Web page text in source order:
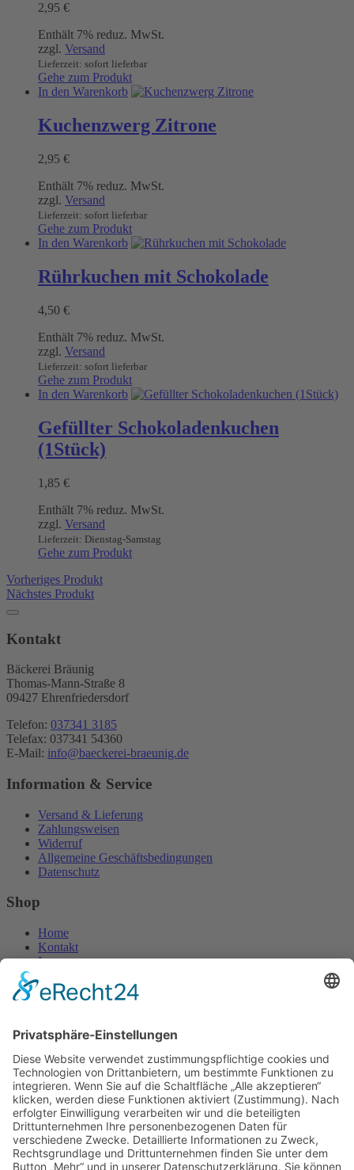
2,95 €
Enthält 7% reduz. MwSt.
zzgl. Versand
Lieferzeit: sofort lieferbar
Gehe zum Produkt
In den Warenkorb
Kuchenzwerg Zitrone
2,95 €
Enthält 7% reduz. MwSt.
zzgl. Versand
Lieferzeit: sofort lieferbar
Gehe zum Produkt
In den Warenkorb
Rührkuchen mit Schokolade
4,50 €
Enthält 7% reduz. MwSt.
zzgl. Versand
Lieferzeit: sofort lieferbar
Gehe zum Produkt
In den Warenkorb
Gefüllter Schokoladenkuchen
(1Stück)
1,85 €
Enthält 7% reduz. MwSt.
zzgl. Versand
Lieferzeit: Dienstag-Samstag
Gehe zum Produkt
Vorheriges Produkt
Nächstes Produkt
Kontakt
Bäckerei Bräunig
Thomas-Mann-Straße 8
09427 Ehrenfriedersdorf
Telefon: 037341 3185
Telefax: 037341 54360
E-Mail: info@baeckerei-braeunig.de
Information & Service
Versand & Lieferung
Zahlungsweisen
Widerruf
Allgemeine Geschäftsbedingungen
Datenschutz
Shop
Home
Kontakt
Impressum
Widerruf
©2026 Bäckerei Bräunig | UmsetzungPepsite®
×
Anmelden